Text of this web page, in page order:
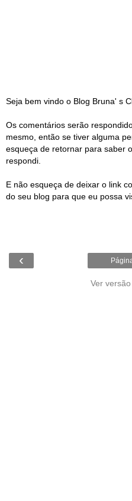
Seja bem vindo o Blog Bruna' s
Os comentários serão
mesmo, então se tiver alguma
esqueça de retornar para saber
respondi.
E não esqueça de deixar o link
do seu blog para que eu possa
‹
Ver